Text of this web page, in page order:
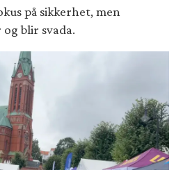
på sikkerhet, men
blir svada.